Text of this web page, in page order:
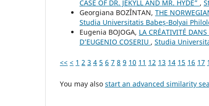
CASE OF DR. JEKYLL AND MR. HYDE” ,
Georgiana BOZÎNTAN, THE
Studia Universitatis Babeș-Bolyai
Eugenia BOJOGA, LA CRÉATIVITÉ
D’EUGENIO COSERIU , Studia
<< < 1 2 3 4 5 6 7 8 9 10 11 12 13 14 15 16 17
You may also start an advanced similarity